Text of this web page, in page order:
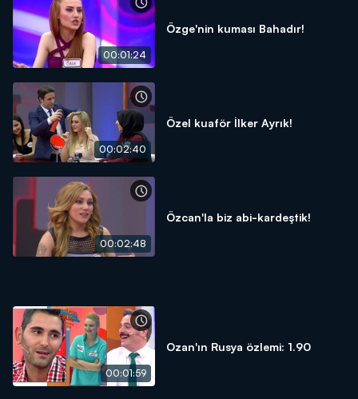
00:01:24
Özge'nin kuması Bahadır!
00:02:40
Özel kuaför İlker Ayrık!
00:02:48
Özcan'la biz abi-kardeştik!
00:01:59
Ozan'ın Rusya özlemi: 1.90